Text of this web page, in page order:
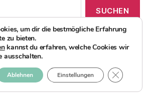
Foodblog
um dir die bestmögliche Erfahrung
zu bieten.
kannst du erfahren, welche Cookies wir
ausschalten.
Ablehnen Einstellungen GDPR